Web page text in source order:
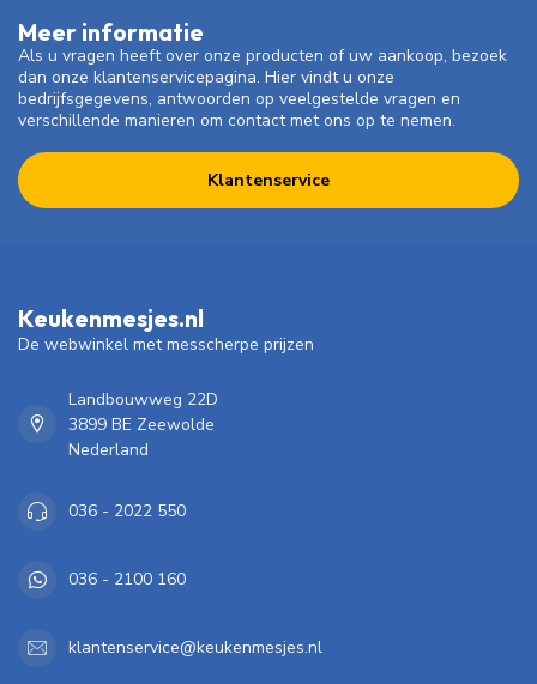
Meer informatie
Als u vragen heeft over onze producten of uw aankoop, bezoek
dan onze klantenservicepagina. Hier vindt u onze
bedrijfsgegevens, antwoorden op veelgestelde vragen en
verschillende manieren om contact met ons op te nemen.
Klantenservice
Keukenmesjes.nl
De webwinkel met messcherpe prijzen
Landbouwweg 22D
3899 BE Zeewolde
Nederland
036 - 2022 550
036 - 2100 160
klantenservice@keukenmesjes.nl